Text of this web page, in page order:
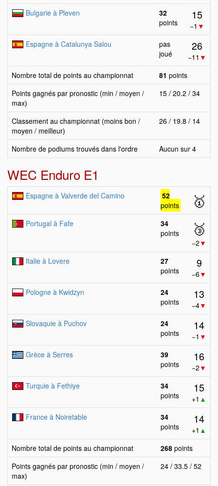
Bulgarie à Pleven
32
points
15
−1 ▼
Espagne à Catalunya Salou
pas
joué
26
−11 ▼
Nombre total de points au championnat
81 points
Points gagnés par pronostic (min / moyen /
max)
15 / 20.2 / 34
Classement au championnat (moins bon /
moyen / meilleur)
26 / 19.8 / 14
Nombre de podiums trouvés dans l'ordre Aucun sur 4
WEC Enduro E1
Espagne à Valverde del Camino
52
points
🥇
Portugal à Fafe
34
points
🥉
−2 ▼
Italie à Lovere
27
points
9
−6▼
Pologne à Kwidzyn
24
points
13
−4▼
Slovaquie à Puchov
24
points
14
−1 ▼
Grèce à Serres
39
points
16
−2 ▼
Turquie à Fethiye
34
points
15
+1 ▲
France à Noiretable
34
points
14
+1 ▲
Nombre total de points au championnat
268 points
Points gagnés par pronostic (min / moyen /
max)
24 / 33.5 / 52